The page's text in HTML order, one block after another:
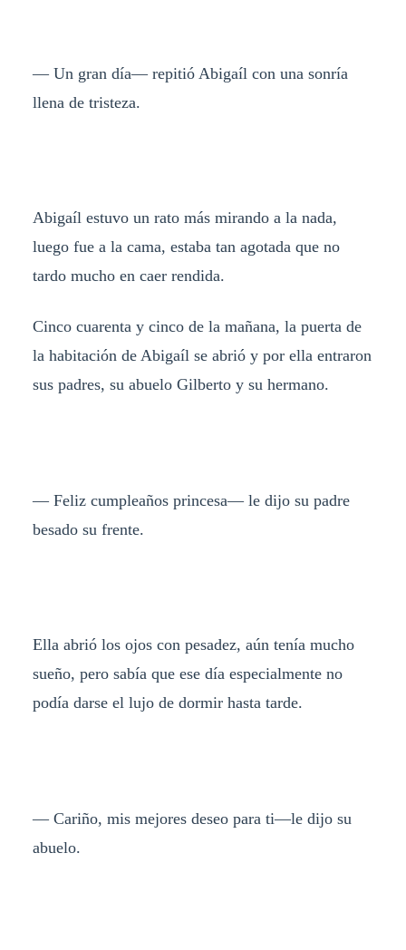
— Un gran día— repitió Abigaíl con una sonría
llena de tristeza.
Abigaíl estuvo un rato más mirando a la nada,
luego fue a la cama, estaba tan agotada que no
tardo mucho en caer rendida.
Cinco cuarenta y cinco de la mañana, la puerta de
la habitación de Abigaíl se abrió y por ella entraron
sus padres, su abuelo Gilberto y su hermano.
— Feliz cumpleaños princesa— le dijo su padre
besado su frente.
Ella abrió los ojos con pesadez, aún tenía mucho
sueño, pero sabía que ese día especialmente no
podía darse el lujo de dormir hasta tarde.
— Cariño, mis mejores deseo para ti—le dijo su
abuelo.